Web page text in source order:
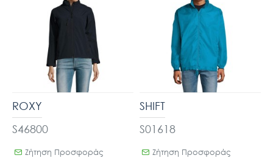
S46800
ROXY
Ζήτηση Προσφοράς
S01618
SHIFT
Ζήτηση Προσφοράς